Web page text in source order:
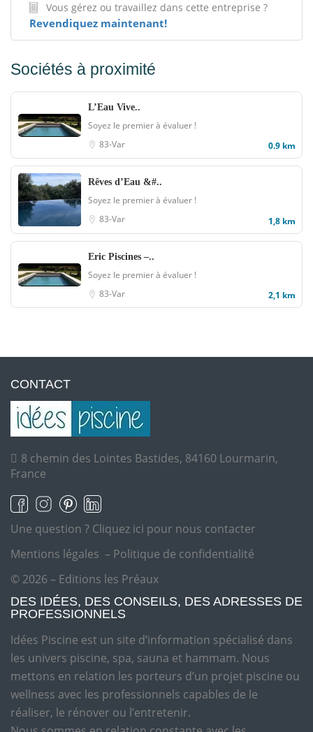
Vous gérez ou travaillez dans cette entreprise ?
Revendiquez maintenant!
Sociétés à proximité
L’Eau Vive..
Soyez le premier à évaluer !
83-Var
0.9 km
Rêves d’Eau &#..
Soyez le premier à évaluer !
83-Var
1,8 km
Eric Piscines –..
Soyez le premier à évaluer !
83-Var
2,1 km
CONTACT
8 chemin des Lointes Bastides, 84160 Lourmarin,
France
Une question ? Cliquez ici pour nous contacter
Mentions légales – Politique de confidentialité
© 2026 – Editions les Préaux
DES IDÉES, DES CONSEILS, DES ADRESSES DE
PROFESSIONNELS
Idées Piscine est un site d’information spécialisé dans
les univers piscine, spa, sauna et hammam. Nous
mettons en relation les porteurs d’un projet piscine ou
wellness avec les professionnels capables de le
réaliser, le rénover ou l’entretenir.